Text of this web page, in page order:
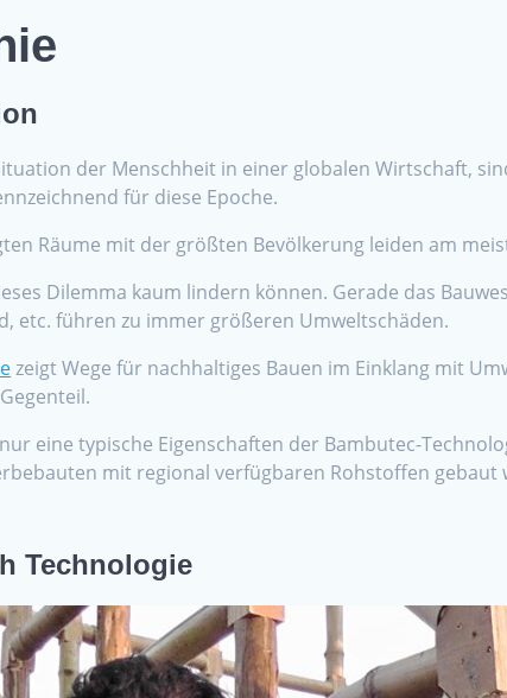
der Menschheit in einer globalen Wirtschaft,
für diese Epoche.
Räume mit der größten Bevölkerung leiden am
Dilemma kaum lindern können. Gerade das
etc. führen zu immer größeren Umweltschäden.
zeigt Wege für nachhaltiges Bauen im Einklang mit
eine typische Eigenschaften der Bambutec-
mit regional verfügbaren Rohstoffen
Technologie